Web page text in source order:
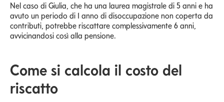
Nel caso di Giulia, che ha una laurea magistrale di 5 anni e ha
avuto un periodo di 1 anno di disoccupazione non coperta da
contributi, potrebbe riscattare complessivamente 6 anni,
avvicinandosi così alla pensione.
Come si calcola il costo del
riscatto